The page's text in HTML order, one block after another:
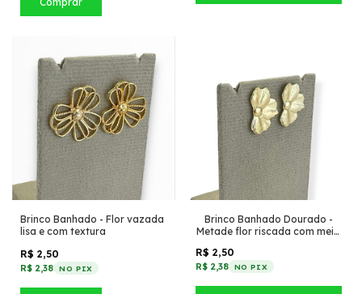
Brinco Banhado - Flor vazada
lisa e com textura
R$ 2,50
R$ 2,38 NO PIX
Brinco Banhado Dourado -
Metade flor riscada com meio
R$ 2,50
R$ 2,38 NO PIX